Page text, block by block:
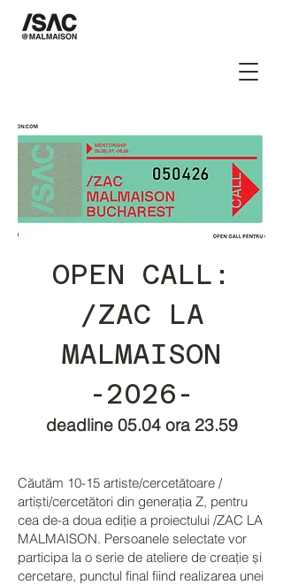
OPEN CALL:
/ZAC LA
MALMAISON
-2026-
deadline 05.04 ora 23.59
Căutăm 10-15 artiste/cercetătoare /
artiști/cercetători din generația Z, pentru
cea de-a doua ediție a proiectului /ZAC LA
MALMAISON. Persoanele selectate vor
participa la o serie de ateliere de creație și
cercetare, punctul final fiind realizarea unei